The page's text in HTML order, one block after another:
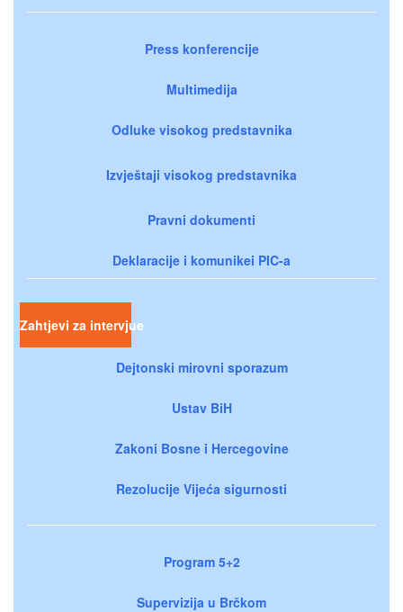
Press konferencije
Multimedija
Odluke visokog predstavnika
Izvještaji visokog predstavnika
Pravni dokumenti
Deklaracije i komunikei PIC-a
Zahtjevi za intervjue
Dejtonski mirovni sporazum
Ustav BiH
Zakoni Bosne i Hercegovine
Rezolucije Vijeća sigurnosti
Program 5+2
Supervizija u Brčkom